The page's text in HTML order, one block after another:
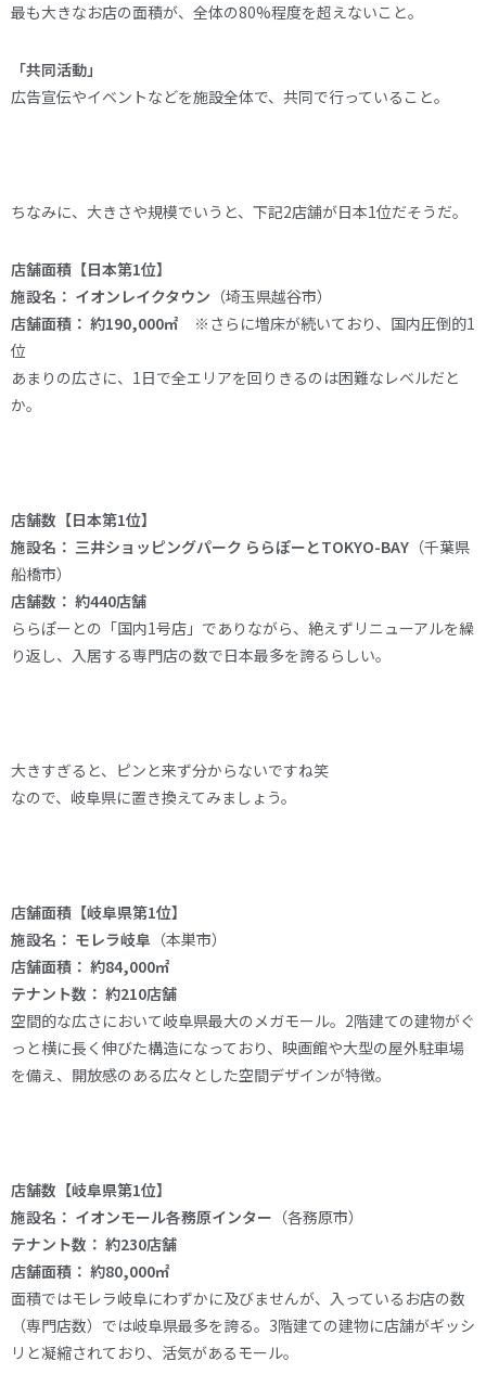
最も大きなお店の面積が、全体の80%程度を超えないこと。
「共同活動」
広告宣伝やイベントなどを施設全体で、共同で行っていること。
ちなみに、大きさや規模でいうと、下記2店舗が日本1位だそうだ。
店舗面積【日本第1位】
施設名： イオンレイクタウン （埼玉県越谷市）
店舗面積： 約190,000㎡ ※さらに増床が続いており、国内圧倒的1
位
あまりの広さに、1日で全エリアを回りきるのは困難なレベルだと
か。
店舗数【日本第1位】
施設名： 三井ショッピングパーク ららぽーとTOKYO-BAY （千葉県
船橋市）
店舗数： 約440店舗
ららぽーとの「国内1号店」でありながら、絶えずリニューアルを繰
り返し、入居する専門店の数で日本最多を誇るらしい。
大きすぎると、ピンと来ず分からないですね笑
なので、岐阜県に置き換えてみましょう。
店舗面積【岐阜県第1位】
施設名： モレラ岐阜 （本巣市）
店舗面積： 約84,000㎡
テナント数： 約210店舗
空間的な広さにおいて岐阜県最大のメガモール。2階建ての建物がぐ
っと横に長く伸びた構造になっており、映画館や大型の屋外駐車場
を備え、開放感のある広々とした空間デザインが特徴。
店舗数【岐阜県第1位】
施設名： イオンモール各務原インター （各務原市）
テナント数： 約230店舗
店舗面積： 約80,000㎡
面積ではモレラ岐阜にわずかに及びませんが、入っているお店の数
（専門店数）では岐阜県最多を誇る。3階建ての建物に店舗がギッシ
リと凝縮されており、活気があるモール。